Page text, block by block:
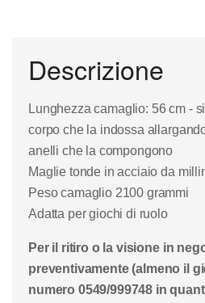
Descrizione
Lunghezza camaglio: 56 cm -
corpo che la indossa
anelli che la compongono
Maglie tonde in acciaio da
Peso camaglio 2100 grammi
Adatta per giochi di ruolo
Per il ritiro o la visione in
preventivamente (almeno il
numero 0549/999748 in